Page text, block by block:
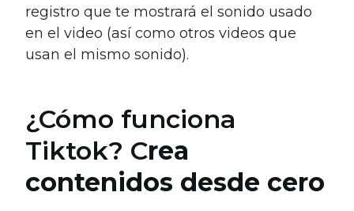
registro que te mostrará el sonido usado
en el video (así como otros videos que
usan el mismo sonido).
¿Cómo funciona
Tiktok? Crea
contenidos desde cero